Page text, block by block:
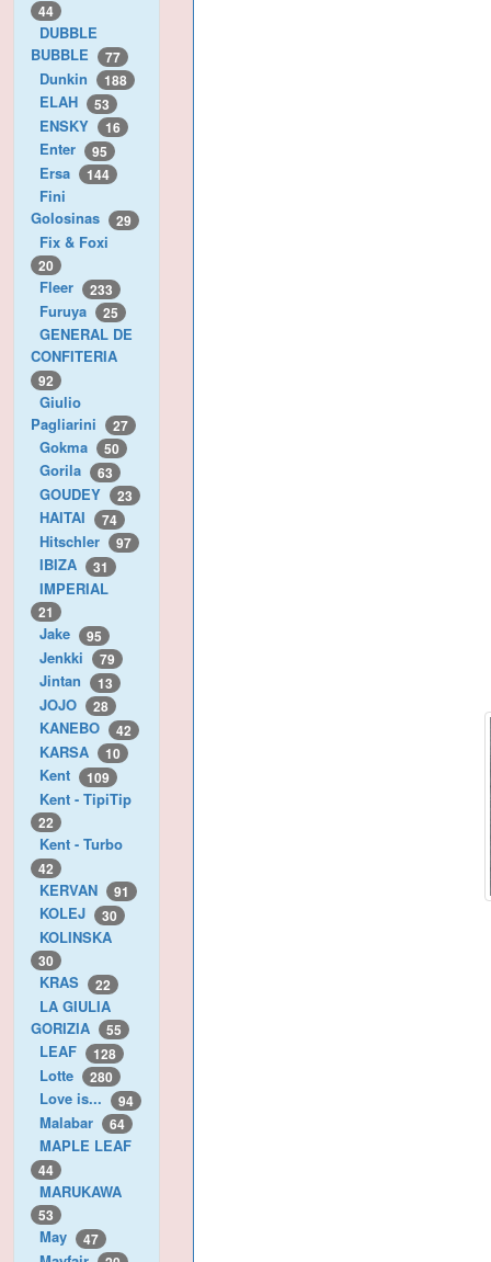
44
DUBBLE
BUBBLE
77
Dunkin 188
ELAH 53
ENSKY 16
Enter 95
Ersa 144
Fini
Golosinas
29
Fix & Foxi
20
Fleer 233
Furuya 25
GENERAL DE
CONFITERIA
92
Giulio
Pagliarini
27
Gokma 50
Gorila 63
GOUDEY 23
HAITAI 74
Hitschler 97
IBIZA 31
IMPERIAL
21
Jake 95
Jenkki 79
Jintan 13
JOJO 28
KANEBO 42
KARSA 10
Kent 109
Kent - TipiTip
22
Kent - Turbo
42
KERVAN 91
KOLEJ 30
KOLINSKA
30
KRAS 22
LA GIULIA
GORIZIA
55
LEAF 128
Lotte 280
Love is... 94
Malabar 64
MAPLE LEAF
44
MARUKAWA
53
May 47